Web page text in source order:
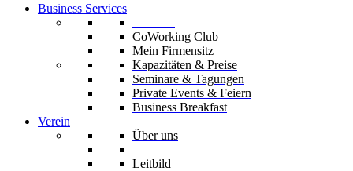
Business Services
CoWorking Club
Mein Firmensitz
Kapazitäten & Preise
Seminare & Tagungen
Private Events & Feiern
Business Breakfast
Verein
Über uns
Leitbild